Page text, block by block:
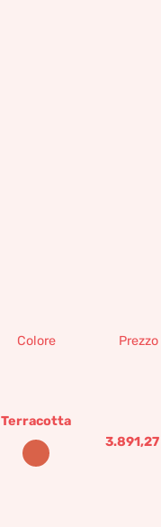
Colore Prezzo
Terracotta
3.891,27